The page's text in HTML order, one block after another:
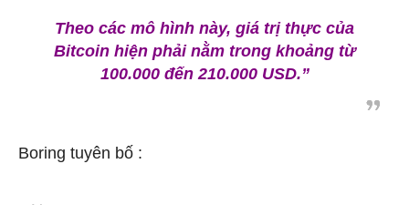
Theo các mô hình này, giá trị thực của
Bitcoin hiện phải nằm trong khoảng từ
100.000 đến 210.000 USD.”
Boring tuyên bố :